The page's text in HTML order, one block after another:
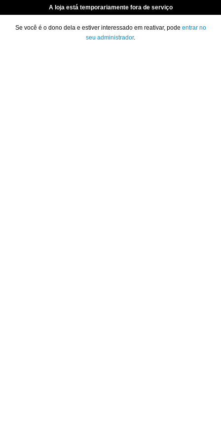
A loja está temporariamente fora de serviço
Se você é o dono dela e estiver interessado em reativar, pode entrar no
seu administrador.